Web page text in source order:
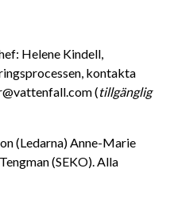
Helene Kindell,
kontakta
(tillgänglig
(Ledarna) Anne-Marie
(SEKO). Alla